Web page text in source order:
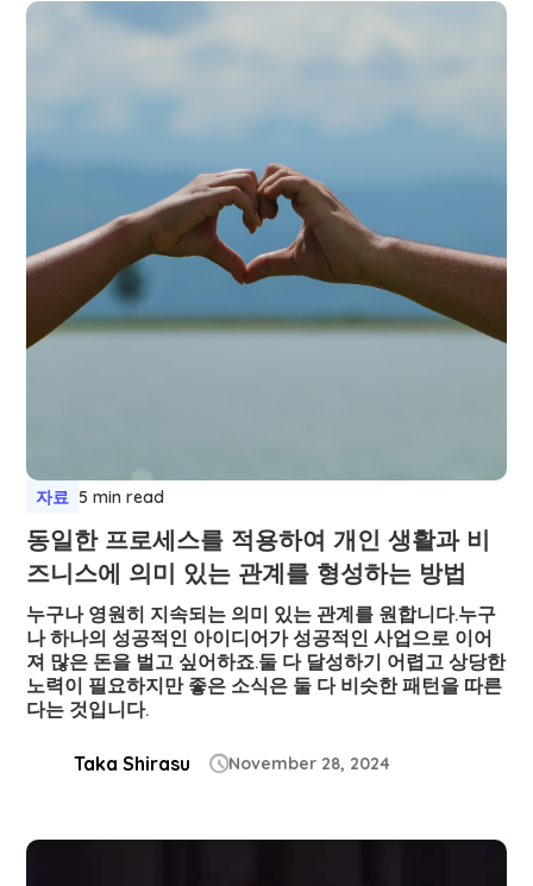
자료 5 min read
동일한 프로세스를 적용하여 개인 생활과 비
즈니스에 의미 있는 관계를 형성하는 방법
누구나 영원히 지속되는 의미 있는 관계를 원합니다.누구
나 하나의 성공적인 아이디어가 성공적인 사업으로 이어
져 많은 돈을 벌고 싶어하죠.둘 다 달성하기 어렵고 상당한
노력이 필요하지만 좋은 소식은 둘 다 비슷한 패턴을 따른
다는 것입니다.
Taka Shirasu November 28, 2024